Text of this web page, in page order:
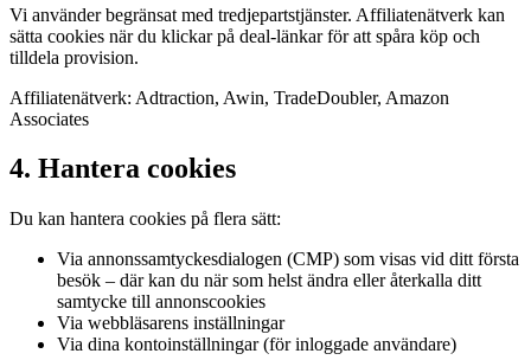
Vi använder begränsat med tredjepartstjänster. Affiliatenätverk kan
sätta cookies när du klickar på deal-länkar för att spåra köp och
tilldela provision.
Affiliatenätverk: Adtraction, Awin, TradeDoubler, Amazon
Associates
4. Hantera cookies
Du kan hantera cookies på flera sätt:
Via annonssamtyckesdialogen (CMP) som visas vid ditt första
besök – där kan du när som helst ändra eller återkalla ditt
samtycke till annonscookies
Via webbläsarens inställningar
Via dina kontoinställningar (för inloggade användare)